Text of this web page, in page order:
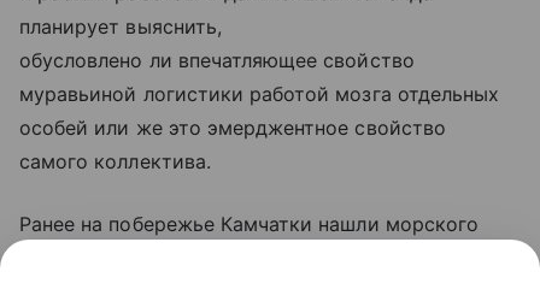
планирует выяснить,
обусловлено ли впечатляющее свойство
муравьиной логистики работой мозга отдельных
особей или же это эмерджентное свойство
самого коллектива.
Ранее на побережье Камчатки нашли морского